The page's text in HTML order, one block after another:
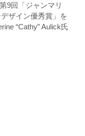
9回「ジャンマリ
ザイン優秀賞」を
“Cathy” Aulick氏